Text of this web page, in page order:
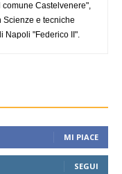
Castelvenere",
e tecniche
Napoli "Federico II".
MI PIACE
SEGUI